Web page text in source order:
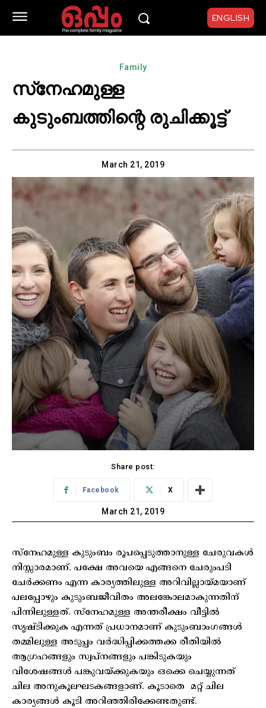
ENGLISH
Family
സ്‌നേഹമുള്ള
കുടുംബത്തിന്റെ രുചിക്കൂട്ട്
March 21, 2019
Share post:
Facebook X
March 21, 2019
സ്‌നേഹമുള്ള കുടുംബം രൂപപ്പെടുത്താനുള്ള ചേരുവകള്‍
നിസ്സാരമാണ്. പക്ഷേ അവയെ എങ്ങനെ ചേരുംപടി
ചേര്‍ക്കണം എന്ന കാര്യത്തിലുള്ള അറിവില്ലായ്മയാണ്
പലപ്പോഴും കുടുംബജീവിതം അലങ്കോലമാകുന്നതിന്
പിന്നിലുള്ളത്. സ്‌നേഹമുള്ള അന്തരീക്ഷം വീട്ടില്‍
സൃഷ്ടിക്കുക എന്നത് പ്രധാനമാണ് കുടുംബാംഗങ്ങള്‍
തമ്മിലുള്ള അടുപ്പം വര്‍ദ്ധിപ്പിക്കത്തക്ക രീതിയില്‍
ആഗ്രഹങ്ങളും സ്വപ്‌നങ്ങളും പങ്കിടുകയും
വിശേഷങ്ങള്‍ പങ്കുവയ്ക്കുകയും ഒക്കെ ചെയ്യുന്നത്
ചില അനുകൂലഘടകങ്ങളാണ്. കൂടാതെ മറ്റ് ചില
കാര്യങ്ങള്‍ കൂടി അറിഞ്ഞിരിക്കേണ്ടതുണ്ട്.